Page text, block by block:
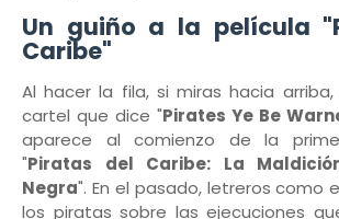
Un guiño a la película
Caribe"
Al hacer la fila, si miras hacia
cartel que dice "Pirates Ye Be
aparece al comienzo de la
"Piratas del Caribe: La
Negra". En el pasado, letreros como
los piratas sobre las ejecuciones